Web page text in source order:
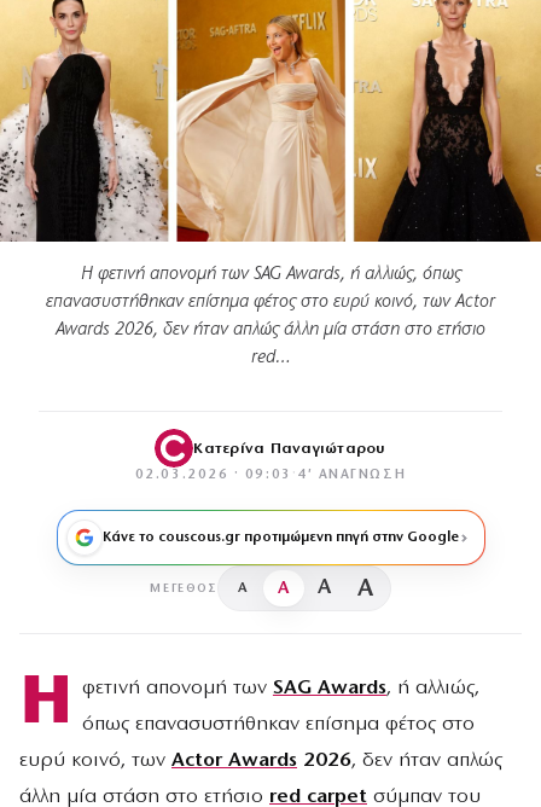
Η φετινή απονομή των SAG Awards, ή αλλιώς, όπως
επανασυστήθηκαν επίσημα φέτος στο ευρύ κοινό, των Actor
Awards 2026, δεν ήταν απλώς άλλη μία στάση στο ετήσιο
red…
Κατερίνα Παναγιώταρου
02.03.2026 · 09:03 · 4′ ΑΝΆΓΝΩΣΗ
Κάνε το couscous.gr προτιμώμενη πηγή στην Google
ΜΈΓΕΘΟΣ A A A A
Η φετινή απονομή των SAG Awards, ή αλλιώς,
όπως επανασυστήθηκαν επίσημα φέτος στο
ευρύ κοινό, των Actor Awards 2026, δεν ήταν απλώς
άλλη μία στάση στο ετήσιο red carpet σύμπαν του